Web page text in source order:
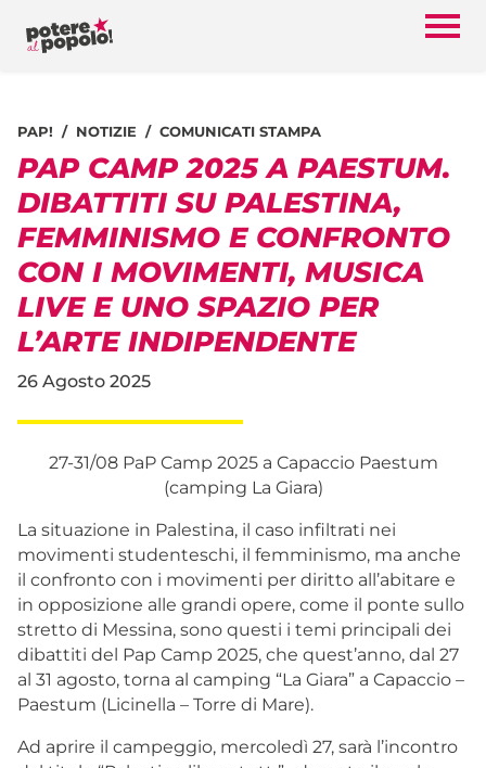
PAP! NOTIZIE COMUNICATI STAMPA
PAP CAMP 2025 A PAESTUM.
DIBATTITI SU PALESTINA,
FEMMINISMO E CONFRONTO
CON I MOVIMENTI, MUSICA
LIVE E UNO SPAZIO PER
L’ARTE INDIPENDENTE
26 Agosto 2025
27-31/08 PaP Camp 2025 a Capaccio Paestum
(camping La Giara)
La situazione in Palestina, il caso infiltrati nei
movimenti studenteschi, il femminismo, ma anche
il confronto con i movimenti per diritto all’abitare e
in opposizione alle grandi opere, come il ponte sullo
stretto di Messina, sono questi i temi principali dei
dibattiti del Pap Camp 2025, che quest’anno, dal 27
al 31 agosto, torna al camping “La Giara” a Capaccio –
Paestum (Licinella – Torre di Mare).
Ad aprire il campeggio, mercoledì 27, sarà l’incontro